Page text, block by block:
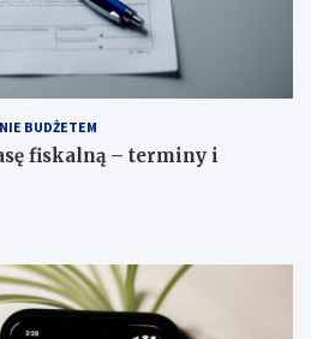
BUDŻETEM
fiskalną – terminy i